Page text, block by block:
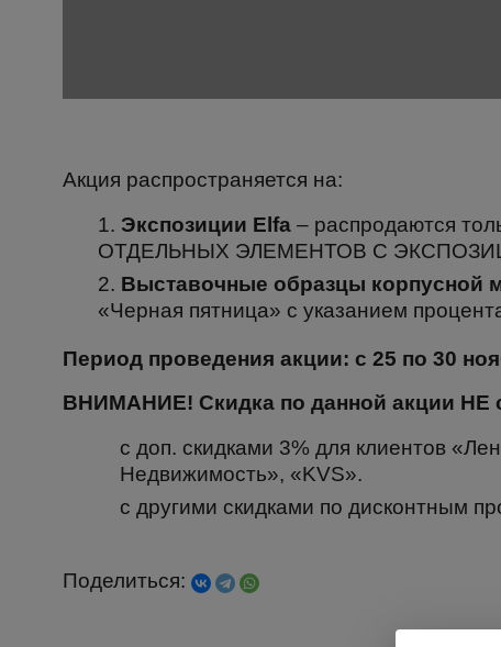
Акция распространяется на:
Экспозиции Elfa – распродаются
ОТДЕЛЬНЫХ ЭЛЕМЕНТОВ С
Выставочные образцы корпусной
«Черная пятница» с указанием
Период проведения акции: c 25 по 30
ВНИМАНИЕ! Скидка по данной акции НЕ
с доп. скидками 3% для клиентов
Недвижимость», «KVS».
с другими скидками по дисконтным
Поделиться: